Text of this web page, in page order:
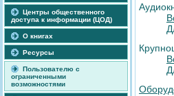
Центры общественного
доступа к информации (ЦОД)
О книгах
Ресурсы
Пользователю с
ограниченными
возможностями